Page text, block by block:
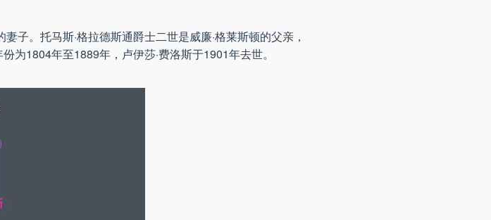
子。托马斯·格拉德斯通爵士二世是威廉·格莱斯顿的父亲，
为1804年至1889年，卢伊莎·费洛斯于1901年去世。